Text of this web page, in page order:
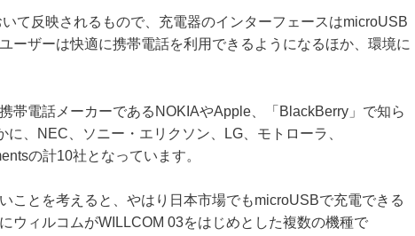
て反映されるもので、充電器のインターフェースはmicroUSB
ーザーは快適に携帯電話を利用できるようになるほか、環境に
帯電話メーカーであるNOKIAやApple、「BlackBerry」で知ら
、NEC、ソニー・エリクソン、LG、モトローラ、
の計10社となっています。
ことを考えると、やはり日本市場でもmicroUSBで充電できる
ウィルコムがWILLCOM 03をはじめとした複数の機種で